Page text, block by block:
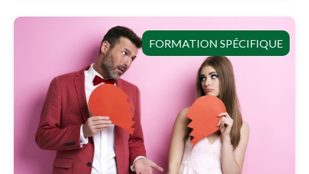
FORMATION SPÉCIFIQUE